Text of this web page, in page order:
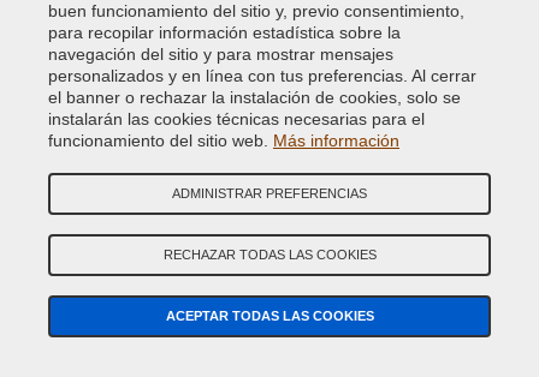
Kit de accesorios para retoque con aerosol
Elige este kit completo y rentable especialmente diseñado con
todos los accesorios para pintar con spray, en particular los
accesorios retoque auto con aerosol o para pintado de piezas
23,23 €
IVA incluido
buen funcionamiento del sitio y, previo consentimiento,
para recopilar información estadística sobre la
navegación del sitio y para mostrar mensajes
personalizados y en línea con tus preferencias. Al cerrar
el banner o rechazar la instalación de cookies, solo se
instalarán las cookies técnicas necesarias para el
funcionamiento del sitio web. Más información
ADMINISTRAR PREFERENCIAS
RECHAZAR TODAS LAS COOKIES
ACEPTAR TODAS LAS COOKIES